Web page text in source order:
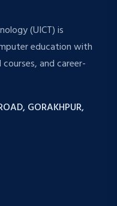
(UICT) is
education with
and career-
GORAKHPUR,